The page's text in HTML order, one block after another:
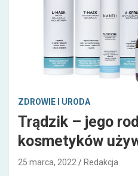
ZDROWIE I URODA
Trądzik – jego
kosmetyków
25 marca, 2022 Redakcja